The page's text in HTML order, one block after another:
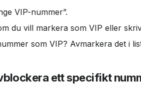
VIP-nummer”.
du vill markera som VIP eller
som VIP? Avmarkera det i
ett specifikt